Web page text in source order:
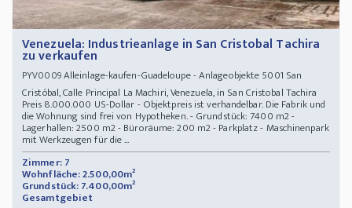
Venezuela: Industrieanlage in San Cristobal Tachira
zu verkaufen
PYV0009Alleinlage-kaufen-Guadeloupe - Anlageobjekte 5001 San
Cristóbal, Calle Principal La Machiri, Venezuela, in San Cristobal Tachira
Preis 8.000.000 US-Dollar - Objektpreis ist verhandelbar. Die Fabrik und
die Wohnung sind frei von Hypotheken. - Grundstück: 7400 m2 -
Lagerhallen: 2500 m2 - Büroräume: 200 m2 - Parkplatz - Maschinenpark
mit Werkzeugen für die ...
Zimmer: 7
Wohnfläche: 2.500,00m²
Grundstück: 7.400,00m²
Gesamtgebiet